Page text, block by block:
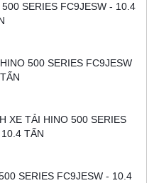
SERIES FC9JESW - 10.4
500 SERIES FC9JESW
XE TẢI HINO 500 SERIES
TẤN
SERIES FC9JESW - 10.4